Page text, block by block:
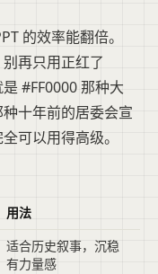
的效率能翻倍。
再只用正红了
#FF0000 那种大
十年前的居委会宣
可以用得高级。
用法
适合历史叙事，沉稳
有力量感